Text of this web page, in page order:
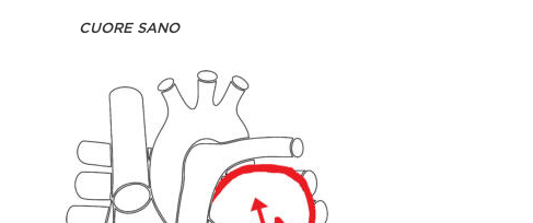
CUORE SANO